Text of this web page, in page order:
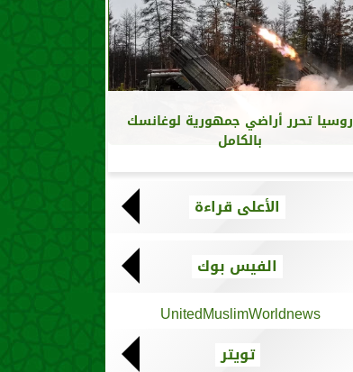
روسيا تحرر أراضي جمهورية لوغانسك
بالكامل
الأعلى قراءة
الفيس بوك
UnitedMuslimWorldnews
تويتر